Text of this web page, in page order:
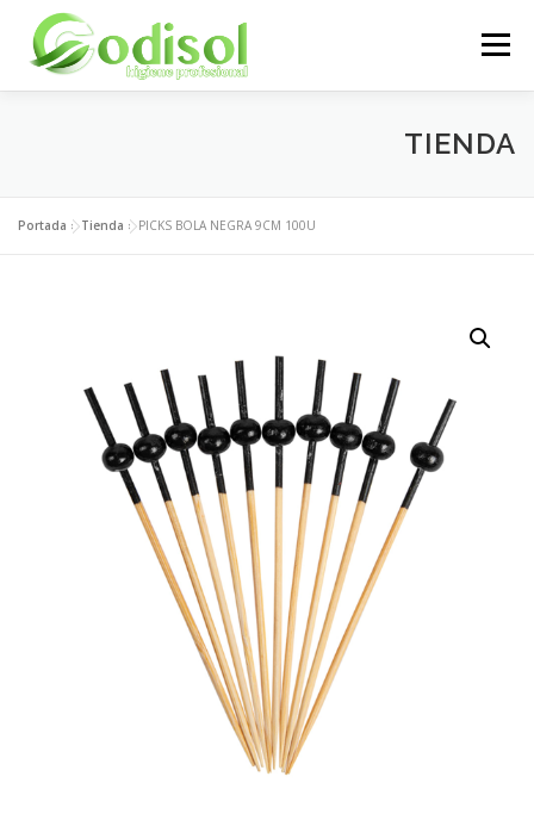
contenido
Menú
ÁREA CLIENTES CONTACTO
TIENDA
Portada »Tienda »PICKS BOLA NEGRA 9CM 100U